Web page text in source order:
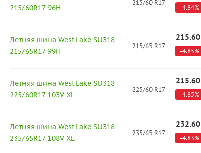
215/60R17 96H
215/60 R17
-4.84%
Летняя шина WestLake SU318
215/65R17 99H
215/65 R17
215.60
-4.85%
Летняя шина WestLake SU318
225/60R17 103V XL
225/60 R17
215.60
-4.85%
Летняя шина WestLake SU318
235/65R17 108V XL
235/65 R17
232.60
-4.83%